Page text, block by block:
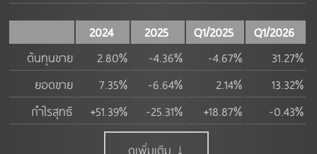
2024 2025 Q1/2025
Q1/2026
ต้นทุนขาย
2.80% -4.36% -4.67%
31.27%
ยอดขาย
7.35% -6.64% 2.14%
13.32%
กำไรสุทธิ
+51.39% -25.31% +18.87% -0.43%
ดูเพิ่มเติม ↓